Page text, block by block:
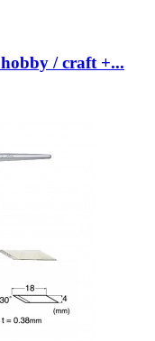
/ craft +...